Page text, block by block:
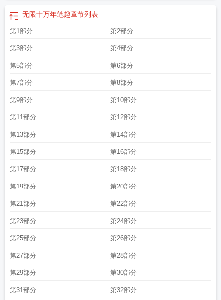
无限十万年笔趣章节列表
第1部分 第2部分
第3部分 第4部分
第5部分 第6部分
第7部分 第8部分
第9部分 第10部分
第11部分 第12部分
第13部分 第14部分
第15部分 第16部分
第17部分 第18部分
第19部分 第20部分
第21部分 第22部分
第23部分 第24部分
第25部分 第26部分
第27部分 第28部分
第29部分 第30部分
第31部分 第32部分